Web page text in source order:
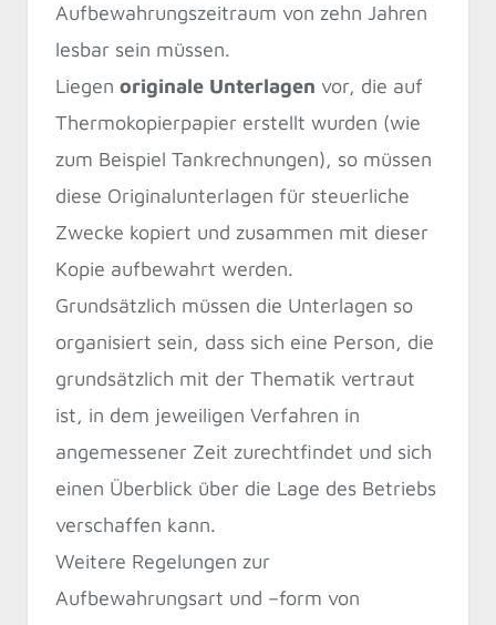
Aufbewahrungszeitraum von zehn Jahren
lesbar sein müssen.
Liegen originale Unterlagen vor, die auf
Thermokopierpapier erstellt wurden (wie
zum Beispiel Tankrechnungen), so müssen
diese Originalunterlagen für steuerliche
Zwecke kopiert und zusammen mit dieser
Kopie aufbewahrt werden.
Grundsätzlich müssen die Unterlagen so
organisiert sein, dass sich eine Person, die
grundsätzlich mit der Thematik vertraut
ist, in dem jeweiligen Verfahren in
angemessener Zeit zurechtfindet und sich
einen Überblick über die Lage des Betriebs
verschaffen kann.
Weitere Regelungen zur
Aufbewahrungsart und –form von